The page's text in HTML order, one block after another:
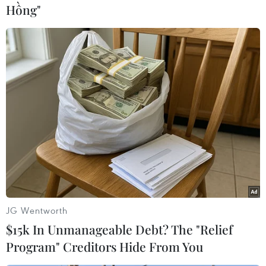
#Tàu chở dầu #Hãng Frontline
#Bờ biển Fujairah
#Vịnh Oman
#Ngư lôi tấn công Oman
Theo dõi VietnamPlus
TIN LIÊN QUAN
Hồng"
JG Wentworth
$15k In Unmanageable Debt? The "Relief
Program" Creditors Hide From You